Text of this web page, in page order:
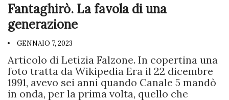
Fantaghirò. La favola di una
generazione
GENNAIO 7, 2023
Articolo di Letizia Falzone. In copertina una
foto tratta da Wikipedia Era il 22 dicembre
1991, avevo sei anni quando Canale 5 mandò
in onda, per la prima volta, quello che